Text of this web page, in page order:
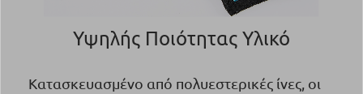
Υψηλής Ποιότητας Υλικό
Κατασκευασμένο από πολυεστερικές ίνες, οι